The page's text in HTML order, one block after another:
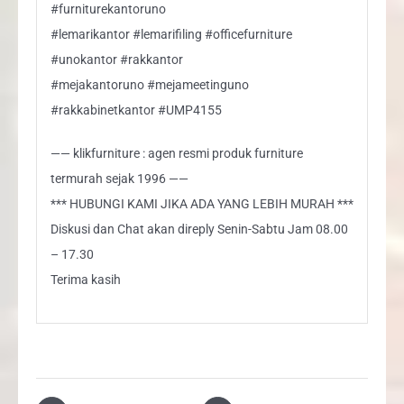
#furniturekantoruno
#lemarikantor #lemarifiling #officefurniture
#unokantor #rakkantor
#mejakantoruno #mejameetinguno
#rakkabinetkantor #UMP4155
—— klikfurniture : agen resmi produk furniture
termurah sejak 1996 ——
*** HUBUNGI KAMI JIKA ADA YANG LEBIH MURAH ***
Diskusi dan Chat akan direply Senin-Sabtu Jam 08.00
– 17.30
Terima kasih